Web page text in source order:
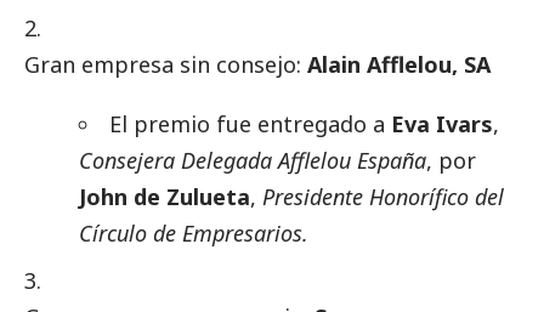
Gran empresa sin consejo: Alain Afflelou, SA
El premio fue entregado a Eva Ivars,
Consejera Delegada Afflelou España, por
John de Zulueta, Presidente Honorífico del
Círculo de Empresarios.